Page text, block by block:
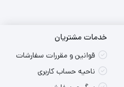
خدمات مشتریان
قوانین و مقررات سفارشات
ناحیه حساب کاربری